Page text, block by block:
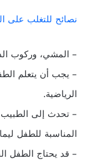
نصائح للتغلب على
– المشي، وركوب
– يجب أن يتعلم
الرياضية.
– تحدث إلى الطبيب
المناسبة للطفل
– قد يحتاج الطفل